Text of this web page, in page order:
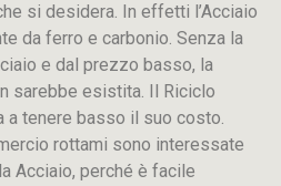
si desidera. In effetti l’Acciaio
da ferro e carbonio. Senza la
e dal prezzo basso, la
sarebbe esistita. Il Riciclo
a tenere basso il suo costo.
rottami sono interessate
Acciaio, perché è facile